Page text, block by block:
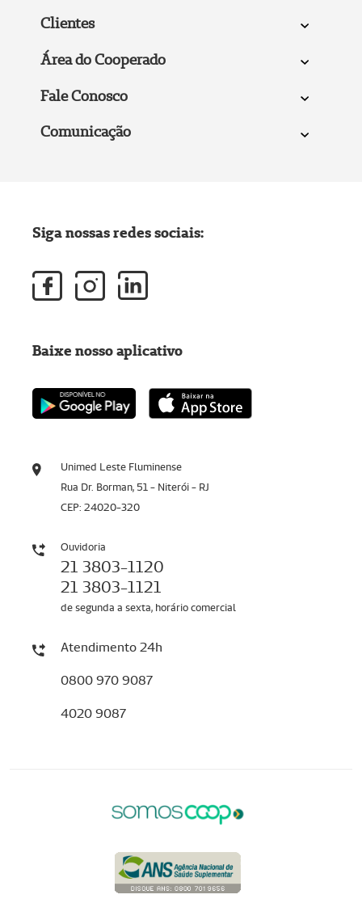
Clientes
Área do Cooperado
Fale Conosco
Comunicação
Unimed Leste Fluminense
Rua Dr. Borman, 51 - Niterói - RJ
CEP: 24020-320
Ouvidoria
21 3803-1120
21 3803-1121
de segunda a sexta, horário comercial
Atendimento 24h
0800 970 9087
4020 9087
Siga nossas redes sociais:
Baixe nosso aplicativo